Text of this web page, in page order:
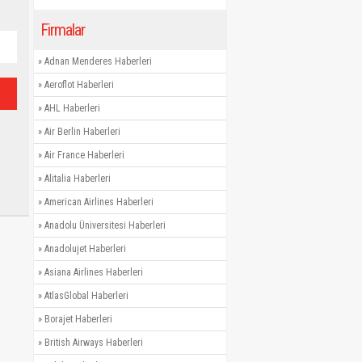
Firmalar
» Adnan Menderes Haberleri
» Aeroflot Haberleri
» AHL Haberleri
» Air Berlin Haberleri
» Air France Haberleri
» Alitalia Haberleri
» American Airlines Haberleri
» Anadolu Üniversitesi Haberleri
» Anadolujet Haberleri
» Asiana Airlines Haberleri
» AtlasGlobal Haberleri
» Borajet Haberleri
» British Airways Haberleri